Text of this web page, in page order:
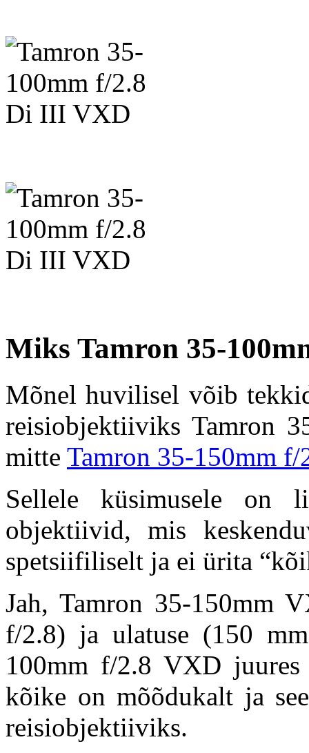
Miks Tamron 35-
Mõnel huvilisel võib
reisiobjektiiviks Tamron
mitte Tamron 35-150mm
Sellele küsimusele on
objektiivid, mis
spetsiifiliselt ja ei ürita
Jah, Tamron 35-150mm
f/2.8) ja ulatuse (150
100mm f/2.8 VXD
kõike on mõõdukalt ja
reisiobjektiiviks.